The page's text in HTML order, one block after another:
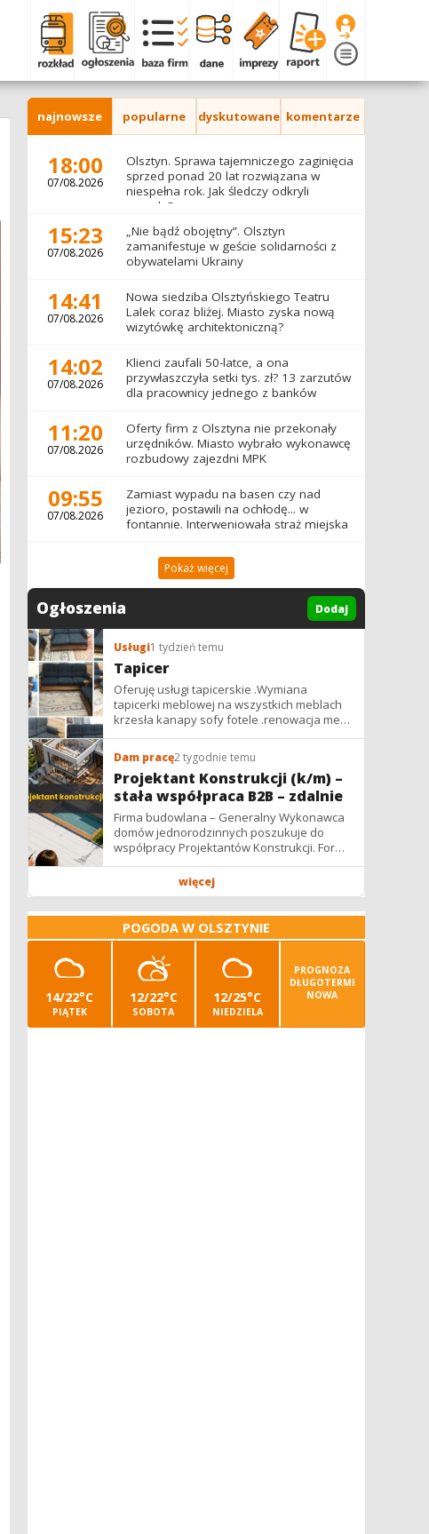
najnowsze popularne dyskutowane komentarze
18:00
07/08.2026
Olsztyn. Sprawa tajemniczego zaginięcia
sprzed ponad 20 lat rozwiązana w
niespełna rok. Jak śledczy odkryli
prawdę?
15:23
07/08.2026
„Nie bądź obojętny”. Olsztyn
zamanifestuje w geście solidarności z
obywatelami Ukrainy
14:41
07/08.2026
Nowa siedziba Olsztyńskiego Teatru
Lalek coraz bliżej. Miasto zyska nową
wizytówkę architektoniczną?
14:02
07/08.2026
Klienci zaufali 50-latce, a ona
przywłaszczyła setki tys. zł? 13 zarzutów
dla pracownicy jednego z banków
11:20
07/08.2026
Oferty firm z Olsztyna nie przekonały
urzędników. Miasto wybrało wykonawcę
rozbudowy zajezdni MPK
09:55
07/08.2026
Zamiast wypadu na basen czy nad
jezioro, postawili na ochłodę... w
fontannie. Interweniowała straż miejska
Pokaż więcej
Ogłoszenia Dodaj
Usługi1 tydzień temu
Tapicer
Oferuję usługi tapicerskie .Wymiana
tapicerki meblowej na wszystkich meblach
krzesła kanapy sofy fotele .renowacja mebli
vintage,PRL. glamur
Dam pracę2 tygodnie temu
Projektant Konstrukcji (k/m) –
stała współpraca B2B – zdalnie
Firma budowlana – Generalny Wykonawca
domów jednorodzinnych poszukuje do
współpracy Projektantów Konstrukcji. Forma
współpracy: B2B / podwykonawstwo –
więcej
POGODA W OLSZTYNIE
14/22°C
PIĄTEK
12/22°C
SOBOTA
12/25°C
NIEDZIELA
PROGNOZA
DŁUGOTERMI
NOWA